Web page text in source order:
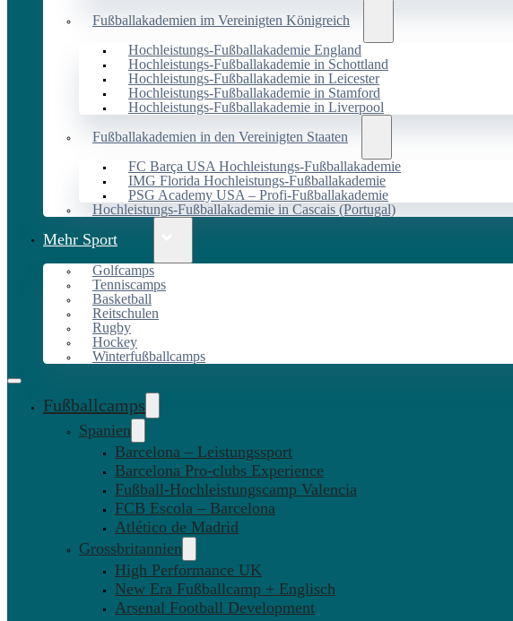
Fußballakademien im Vereinigten Königreich
Hochleistungs-Fußballakademie England
Hochleistungs-Fußballakademie in Schottland
Hochleistungs-Fußballakademie in Leicester
Hochleistungs-Fußballakademie in Stamford
Hochleistungs-Fußballakademie in Liverpool
Fußballakademien in den Vereinigten Staaten
FC Barça USA Hochleistungs-Fußballakademie
IMG Florida Hochleistungs-Fußballakademie
PSG Academy USA – Profi-Fußballakademie
Hochleistungs-Fußballakademie in Cascais (Portugal)
Mehr Sport
Golfcamps
Tenniscamps
Basketball
Reitschulen
Rugby
Hockey
Winterfußballcamps
Fußballcamps
Spanien
Barcelona – Leistungssport
Barcelona Pro-clubs Experience
Fußball-Hochleistungscamp Valencia
FCB Escola – Barcelona
Atlético de Madrid
Grossbritannien
High Performance UK
New Era Fußballcamp + Englisch
Arsenal Football Development